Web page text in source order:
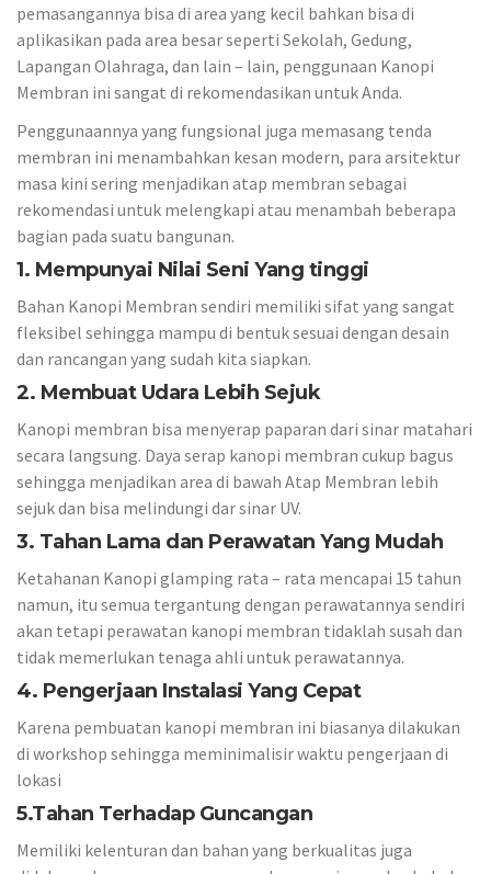
pemasangannya bisa di area yang kecil bahkan bisa di
aplikasikan pada area besar seperti Sekolah, Gedung,
Lapangan Olahraga, dan lain – lain, penggunaan Kanopi
Membran ini sangat di rekomendasikan untuk Anda.
Penggunaannya yang fungsional juga memasang tenda
membran ini menambahkan kesan modern, para arsitektur
masa kini sering menjadikan atap membran sebagai
rekomendasi untuk melengkapi atau menambah beberapa
bagian pada suatu bangunan.
1. Mempunyai Nilai Seni Yang tinggi
Bahan Kanopi Membran sendiri memiliki sifat yang sangat
fleksibel sehingga mampu di bentuk sesuai dengan desain
dan rancangan yang sudah kita siapkan.
2. Membuat Udara Lebih Sejuk
Kanopi membran bisa menyerap paparan dari sinar matahari
secara langsung. Daya serap kanopi membran cukup bagus
sehingga menjadikan area di bawah Atap Membran lebih
sejuk dan bisa melindungi dar sinar UV.
3. Tahan Lama dan Perawatan Yang Mudah
Ketahanan Kanopi glamping rata – rata mencapai 15 tahun
namun, itu semua tergantung dengan perawatannya sendiri
akan tetapi perawatan kanopi membran tidaklah susah dan
tidak memerlukan tenaga ahli untuk perawatannya.
4. Pengerjaan Instalasi Yang Cepat
Karena pembuatan kanopi membran ini biasanya dilakukan
di workshop sehingga meminimalisir waktu pengerjaan di
lokasi
5.Tahan Terhadap Guncangan
Memiliki kelenturan dan bahan yang berkualitas juga